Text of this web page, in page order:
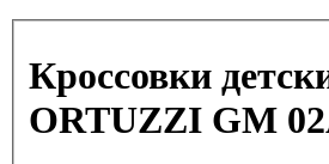
Кроссовки
ORTUZZI GM